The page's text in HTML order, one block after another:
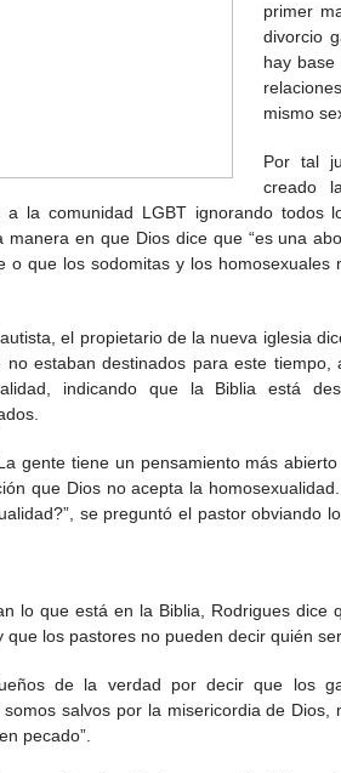
primer
divorcio
hay base
mismo
Por tal
creado
la comunidad LGBT ignorando todos
manera en que Dios dice que “es una
o que los sodomitas y los homosexuales
el propietario de la nueva iglesia
no estaban destinados para este
indicando que la Biblia está
gente tiene un pensamiento más
que Dios no acepta la
se preguntó el pastor obviando
lo que está en la Biblia, Rodrigues dice
que los pastores no pueden decir quién
de la verdad por decir que los
salvos por la misericordia de
pecado”.